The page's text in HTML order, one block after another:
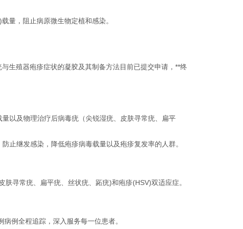
量，阻止病原微生物定植和感染。
生殖器疱疹症状的凝胶及其制备方法目前已提交申请，**终
以及物理治疗后病毒疣（尖锐湿疣、皮肤寻常疣、扁平
止继发感染，降低疱疹病毒载量以及疱疹复发率的人群。
寻常疣、扁平疣、丝状疣、跖疣)和疱疹(HSV)双适应症。
例全程追踪，深入服务每一位患者。